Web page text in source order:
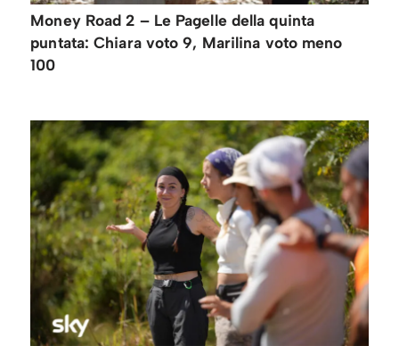
Money Road 2 – Le Pagelle della quinta
puntata: Chiara voto 9, Marilina voto meno
100